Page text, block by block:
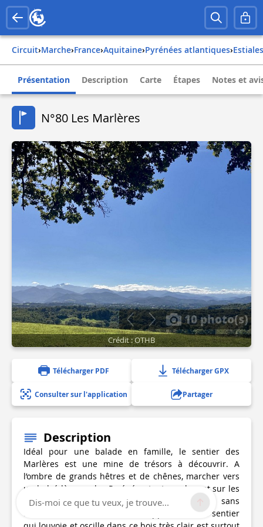
Circuit› Marche› france› aquitaine› pyrénées atlantiques›
Présentation Description Carte Étapes Notes et
N°80 Les Marlères
10 photo(s)
Crédit : OTHB
Télécharger PDF Télécharger GPX
Consulter sur l'application Partager
Description
Idéal pour une balade en famille, le sentier des
Marlères est une mine de trésors à découvrir. A
l’ombre de grands hêtres et de chênes, marcher vers
un belvédère sur les Pyrénées, tout en glanant sur les
panneaux une foule de renseignements est, sans
aucun doute, un moment fort appréciable. Le sentier
Dis-moi ce que tu veux, je trouve...